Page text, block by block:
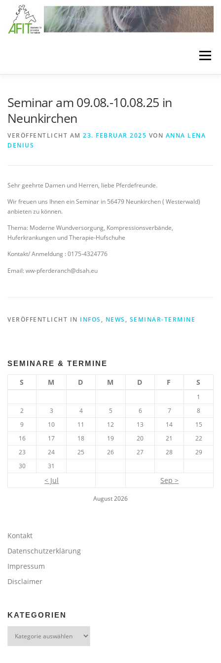
Zum Inhalt springen
Menü
Seminar am 09.08.-10.08.25 in
Neunkirchen
VERÖFFENTLICHT AM 23. FEBRUAR 2025 VON ANNA LENA
DENIUS
Sehr geehrte Damen und Herren, liebe Pferdefreunde.
Wir freuen uns Ihnen ein Seminar in 56479 Neunkirchen ( Westerwald)
anbieten zu können.
Thema: Moderne Wundversorgung, Kompressionsverbände,
Huferkrankungen und Therapie-Hufschuhe
Kontakt/ Anmeldung : 0175-4324776
Email: ww-pferderanch@dsah.eu
VERÖFFENTLICHT IN INFOS , NEWS , SEMINAR-TERMINE
SEMINARE & TERMINE
August 2026
S M D M D F S
1
2
3 4 5 6 7
8
9
10 11 12 13 14
15
16
17 18 19 20 21
22
23
24 25 26 27 28
29
30
31
< Jul Sep >
Kontakt
Datenschutzerklärung
Impressum
Disclaimer
KATEGORIEN